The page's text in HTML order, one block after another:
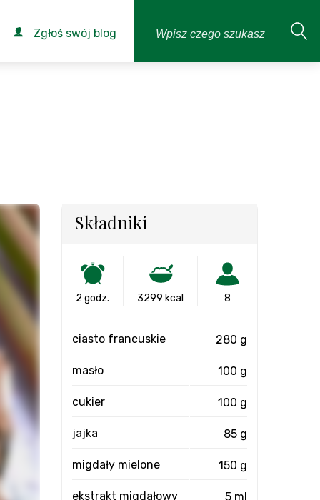
Zgłoś swój blog
Składniki
2 godz. 3299 kcal 8
ciasto francuskie 280 g
masło 100 g
cukier 100 g
jajka 85 g
migdały mielone 150 g
ekstrakt migdałowy 5 ml